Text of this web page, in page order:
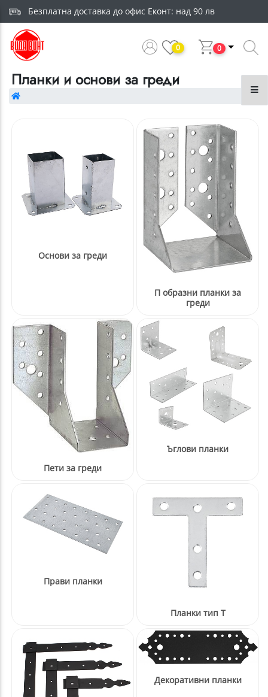
Безплатна доставка до офис Еконт: над 90 лв
0 0
Планки и основи за греди
Основи за греди
П образни планки за
греди
Пети за греди
Ъглови планки
Прави планки
Планки тип Т
Декоративни планки